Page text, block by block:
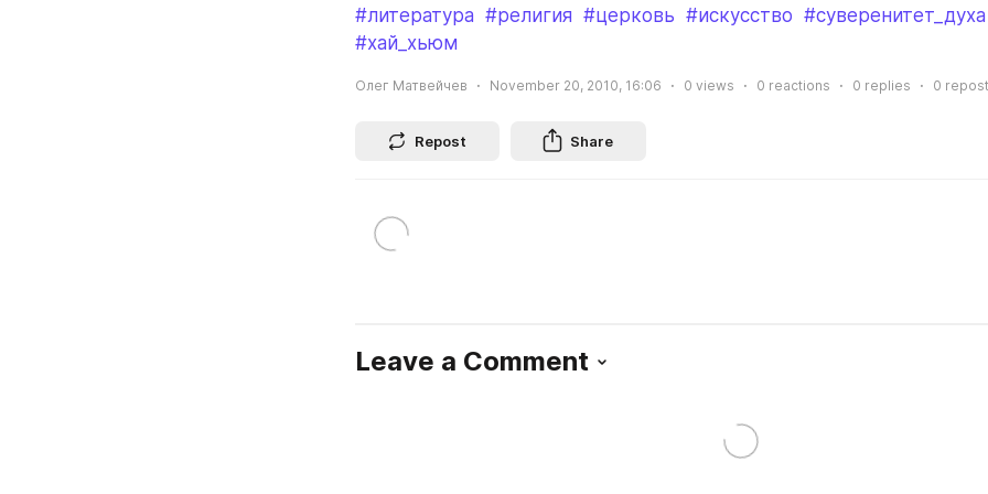
#литература #религия #церковь #искусство #суверенитет_духа
#хай_хьюм
Олег Матвейчев November 20, 2010, 16:06 0 views 0 reactions 0 replies 0
Repost Share
Leave a Comment